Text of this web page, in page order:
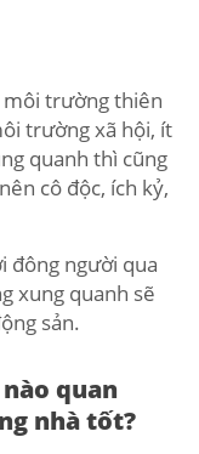
trường thiên
trường xã hội, ít
quanh thì cũng
cô độc, ích kỷ,
đông người qua
xung quanh sẽ
sản.
quan
nhà tốt?